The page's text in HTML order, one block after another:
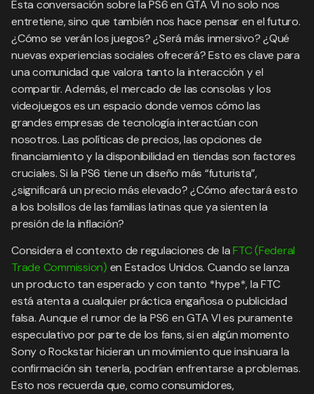
Esta conversación sobre la PS6 en GTA VI no solo nos
entretiene, sino que también nos hace pensar en el futuro.
¿Cómo se verán los juegos? ¿Será más inmersivo? ¿Qué
nuevas experiencias sociales ofrecerá? Esto es clave para
una comunidad que valora tanto la interacción y el
compartir. Además, el mercado de las consolas y los
videojuegos es un espacio donde vemos cómo las
grandes empresas de tecnología interactúan con
nosotros. Las políticas de precios, las opciones de
financiamiento y la disponibilidad en tiendas son factores
cruciales. Si la PS6 tiene un diseño más “futurista”,
¿significará un precio más elevado? ¿Cómo afectará esto
a los bolsillos de las familias latinas que ya sienten la
presión de la inflación?
Considera el contexto de regulaciones de laFTC (Federal
Trade Commission) en Estados Unidos. Cuando se lanza
un producto tan esperado y con tanto *hype*, la FTC
está atenta a cualquier práctica engañosa o publicidad
falsa. Aunque el rumor de la PS6 en GTA VI es puramente
especulativo por parte de los fans, si en algún momento
Sony o Rockstar hicieran un movimiento que insinuara la
confirmación sin tenerla, podrían enfrentarse a problemas.
Esto nos recuerda que, como consumidores,